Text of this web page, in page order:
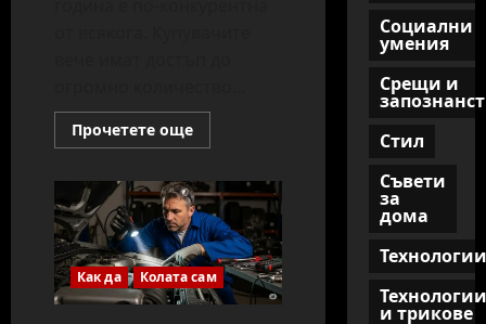
Прочетете ощеRead
more
да
подготвим
колата
за
продажба:
DIY
Детейлинг
Как да Колата сам
Социални
умения
Срещи и
Стил
Съвети
за
дома
Технологии
Технологии
и трикове